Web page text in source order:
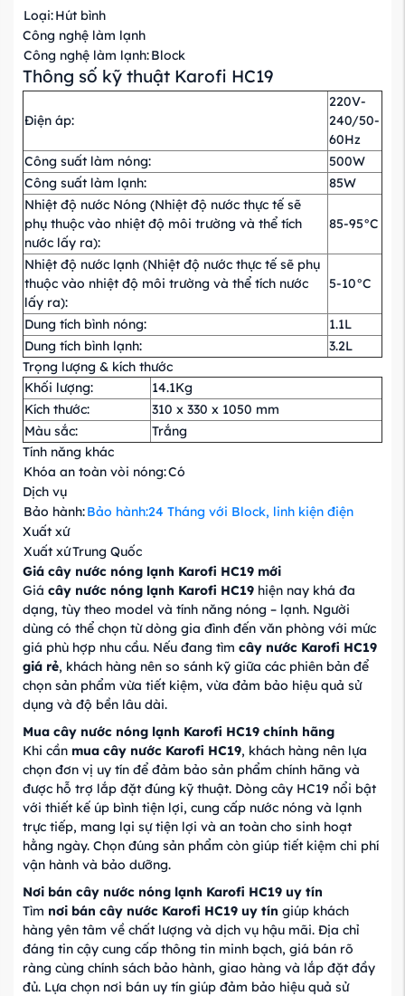
Loại:Hút bình
Công nghệ làm lạnh
Công nghệ làm lạnh:Block
Thông số kỹ thuật Karofi HC19
Điện áp:
220V-
240/50-
60Hz
Công suất làm nóng:
500W
Công suất làm lạnh:
85W
Nhiệt độ nước Nóng (Nhiệt độ nước thực tế sẽ
phụ thuộc vào nhiệt độ môi trường và thể tích
nước lấy ra):
85-95°C
Nhiệt độ nước lạnh (Nhiệt độ nước thực tế sẽ phụ
thuộc vào nhiệt độ môi trường và thể tích nước
lấy ra):
5-10°C
Dung tích bình nóng:
1.1L
Dung tích bình lạnh:
3.2L
Trọng lượng & kích thước
Khối lượng:
14.1Kg
Kích thước:
310 x 330 x 1050 mm
Màu sắc:
Trắng
Tính năng khác
Khóa an toàn vòi nóng:Có
Dịch vụ
Bảo hành:Bảo hành:24 Tháng với Block, linh kiện điện
Xuất xứ
Xuất xứTrung Quốc
Giá cây nước nóng lạnh Karofi HC19 mới
Giá cây nước nóng lạnh Karofi HC19 hiện nay khá đa
dạng, tùy theo model và tính năng nóng – lạnh. Người
dùng có thể chọn từ dòng gia đình đến văn phòng với mức
giá phù hợp nhu cầu. Nếu đang tìm cây nước Karofi HC19
giá rẻ, khách hàng nên so sánh kỹ giữa các phiên bản để
chọn sản phẩm vừa tiết kiệm, vừa đảm bảo hiệu quả sử
dụng và độ bền lâu dài.
Mua cây nước nóng lạnh Karofi HC19 chính hãng
Khi cần mua cây nước Karofi HC19, khách hàng nên lựa
chọn đơn vị uy tín để đảm bảo sản phẩm chính hãng và
được hỗ trợ lắp đặt đúng kỹ thuật. Dòng cây HC19 nổi bật
với thiết kế úp bình tiện lợi, cung cấp nước nóng và lạnh
trực tiếp, mang lại sự tiện lợi và an toàn cho sinh hoạt
hằng ngày. Chọn đúng sản phẩm còn giúp tiết kiệm chi phí
vận hành và bảo dưỡng.
Nơi bán cây nước nóng lạnh Karofi HC19 uy tín
Tìm nơi bán cây nước Karofi HC19 uy tín giúp khách
hàng yên tâm về chất lượng và dịch vụ hậu mãi. Địa chỉ
đáng tin cậy cung cấp thông tin minh bạch, giá bán rõ
ràng cùng chính sách bảo hành, giao hàng và lắp đặt đầy
đủ. Lựa chọn nơi bán uy tín giúp đảm bảo hiệu quả sử